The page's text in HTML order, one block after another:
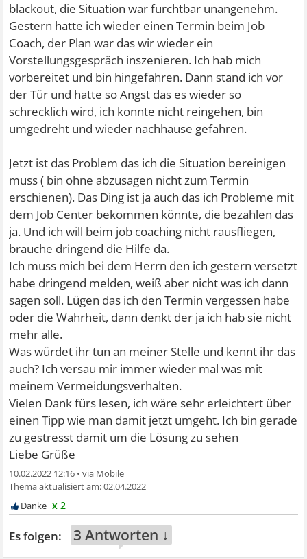
blackout, die Situation war furchtbar unangenehm.
Gestern hatte ich wieder einen Termin beim Job
Coach, der Plan war das wir wieder ein
Vorstellungsgespräch inszenieren. Ich hab mich
vorbereitet und bin hingefahren. Dann stand ich vor
der Tür und hatte so Angst das es wieder so
schrecklich wird, ich konnte nicht reingehen, bin
umgedreht und wieder nachhause gefahren.
Jetzt ist das Problem das ich die Situation bereinigen
muss ( bin ohne abzusagen nicht zum Termin
erschienen). Das Ding ist ja auch das ich Probleme mit
dem Job Center bekommen könnte, die bezahlen das
ja. Und ich will beim job coaching nicht rausfliegen,
brauche dringend die Hilfe da.
Ich muss mich bei dem Herrn den ich gestern versetzt
habe dringend melden, weiß aber nicht was ich dann
sagen soll. Lügen das ich den Termin vergessen habe
oder die Wahrheit, dann denkt der ja ich hab sie nicht
mehr alle.
Was würdet ihr tun an meiner Stelle und kennt ihr das
auch? Ich versau mir immer wieder mal was mit
meinem Vermeidungsverhalten.
Vielen Dank fürs lesen, ich wäre sehr erleichtert über
einen Tipp wie man damit jetzt umgeht. Ich bin gerade
zu gestresst damit um die Lösung zu sehen
Liebe Grüße
10.02.2022 12:16 •
02.04.2022
x 2
3 Antworten ↓